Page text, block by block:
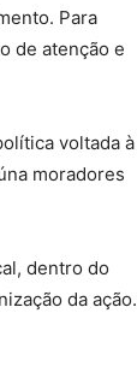
Para
de atenção e
voltada à
moradores
dentro do
da ação.